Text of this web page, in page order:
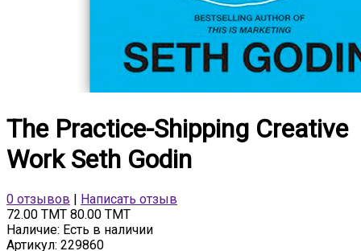
The Practice-Shipping Creative
Work Seth Godin
0 отзывов
Написать отзыв
72.00 TMT 80.00 TMT
Наличие: Есть в наличии
Артикул: 229860